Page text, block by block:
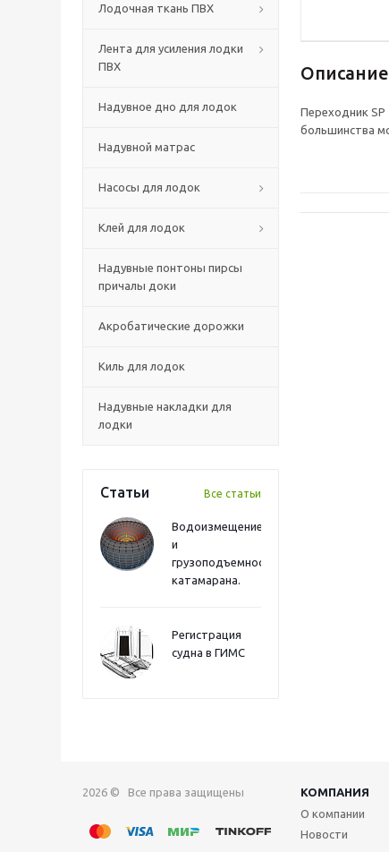
Лодочная ткань ПВХ
Лента для усиления лодки
ПВХ
Надувное дно для лодок
Надувной матрас
Насосы для лодок
Клей для лодок
Надувные понтоны пирсы
причалы доки
Акробатические дорожки
Киль для лодок
Надувные накладки для
лодки
Статьи Все статьи
Водоизмещение
и
грузоподъемность
катамарана.
Регистрация
судна в ГИМС
Описание
Переходник SP
большинства
2026 © Все права защищены КОМПАНИЯ
О компании
Новости